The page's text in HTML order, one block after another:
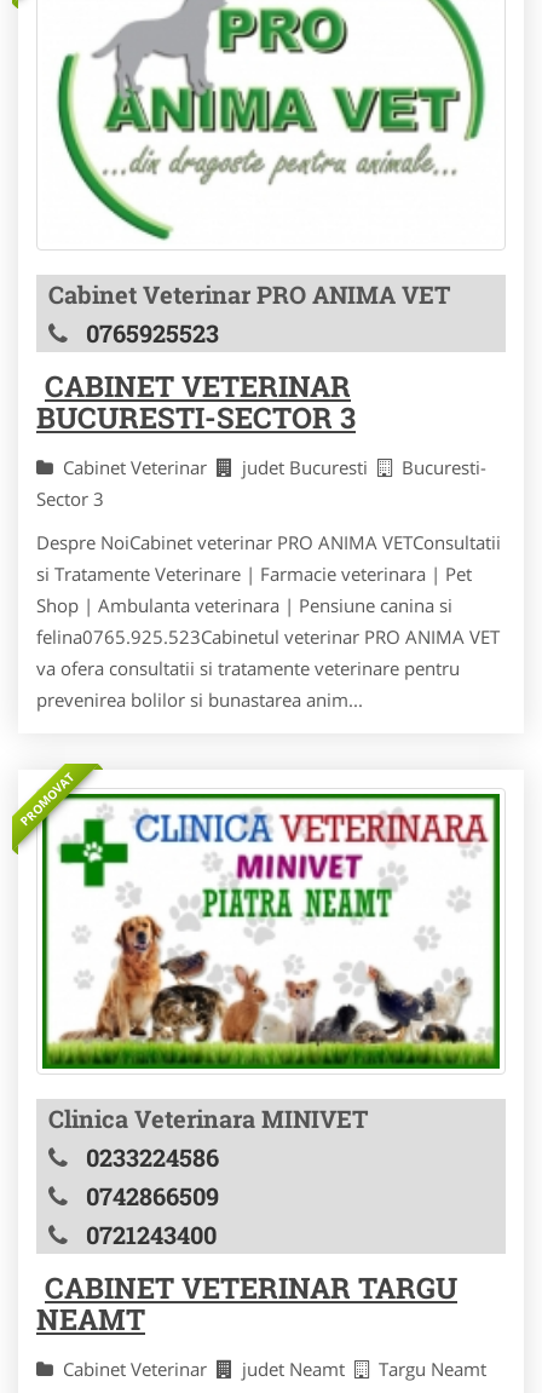
Cabinet Veterinar PRO ANIMA VET
0765925523
CABINET VETERINAR
BUCURESTI-SECTOR 3
Cabinet Veterinar judet Bucuresti
Bucuresti-
Sector 3
Despre NoiCabinet veterinar PRO ANIMA VETConsultatii
si Tratamente Veterinare | Farmacie veterinara | Pet
Shop | Ambulanta veterinara | Pensiune canina si
felina0765.925.523Cabinetul veterinar PRO ANIMA VET
va ofera consultatii si tratamente veterinare pentru
prevenirea bolilor si bunastarea anim...
PROMOVAT
Clinica Veterinara MINIVET
0233224586
0742866509
0721243400
CABINET VETERINAR TARGU
NEAMT
Cabinet Veterinar judet Neamt Targu Neamt